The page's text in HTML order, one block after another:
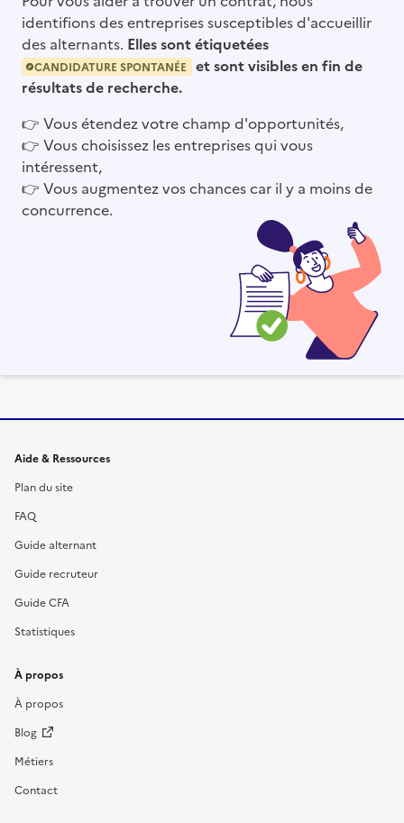
identifions des entreprises susceptibles d'accueillir
des alternants. Elles sont étiquetées
CANDIDATURE SPONTANÉE
et sont visibles en fin de
résultats de recherche.
👉 Vous étendez votre champ d'opportunités,
👉 Vous choisissez les entreprises qui vous
intéressent,
👉 Vous augmentez vos chances car il y a moins de
concurrence.
Informations et liens du site
Aide & Ressources
Plan du site
FAQ
Guide alternant
Guide recruteur
Guide CFA
Statistiques
À propos
À propos
Blog
Métiers
Contact